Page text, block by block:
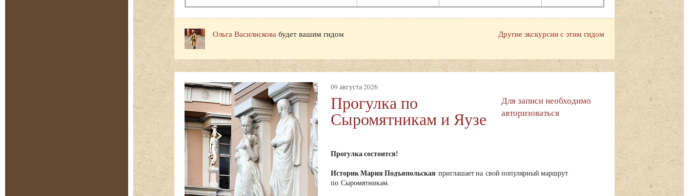
Другие экскурсии с этим гидом
Ольга Василискова будет вашим гидом
09 августа 2026
Прогулка по
Сыромятникам и Яузе
Для записи необходимо
авторизоваться
Прогулка состоится!
Историк Мария Подъяпольская приглашает на свой популярный маршрут
по Сыромятникам.